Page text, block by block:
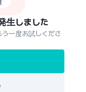
生しました
一度お試しくださ